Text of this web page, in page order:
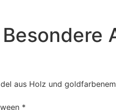
aus Holz und
*